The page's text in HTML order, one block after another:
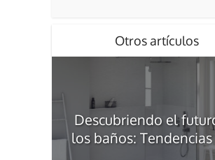
Otros artículos
Descubriendo el
los baños: